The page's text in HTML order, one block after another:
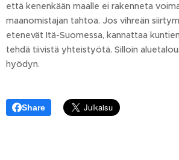
että kenenkään maalle ei rakenneta
maanomistajan tahtoa. Jos vihreän
etenevät Itä-Suomessa, kannattaa
tehdä tiivistä yhteistyötä. Silloin
hyödyn.
Share